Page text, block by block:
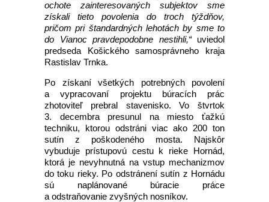
ochote zainteresovaných subjektov sme
získali tieto povolenia do troch týždňov,
pričom pri štandardných lehotách by sme to
do Vianoc pravdepodobne nestihli,“ uviedol
predseda Košického samosprávneho kraja
Rastislav Trnka.
Po získaní všetkých potrebných povolení
a vypracovaní projektu búracích prác
zhotoviteľ prebral stavenisko. Vo štvrtok
3. decembra presunul na miesto ťažkú
techniku, ktorou odstráni viac ako 200 ton
sutín z poškodeného mosta. Najskôr
vybuduje prístupovú cestu k rieke Hornád,
ktorá je nevyhnutná na vstup mechanizmov
do toku rieky. Po odstránení sutín z Hornádu
sú naplánované búracie práce
a odstraňovanie zvyšných nosníkov.